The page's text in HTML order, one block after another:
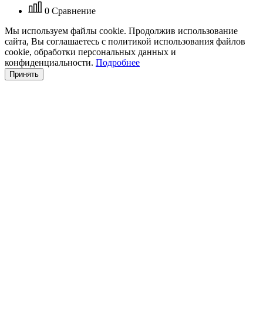
0 Сравнение
Мы используем файлы cookie. Продолжив использование
сайта, Вы соглашаетесь с политикой использования файлов
cookie, обработки персональных данных и
конфиденциальности. Подробнее
Принять